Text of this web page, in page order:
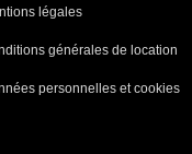
légales
générales de location
personnelles et cookies